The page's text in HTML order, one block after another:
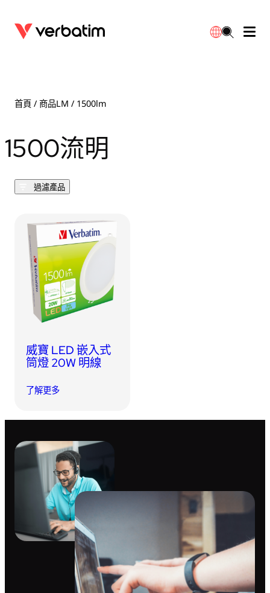
首頁 / 商品LM / 1500lm
1500流明
過濾產品
威寶 LED 嵌入式
筒燈 20W 明線
了解更多
BD-R/RE光碟
DVDR/RW光碟
固態硬盤
外置 SSD
內置 SSD
USB 隨身碟
讀卡器
配件
便攜式顯示器
HDMI 連接線
集線器和適配器
手提電腦支架
手機配件
藍牙追蹤器
同步和充電線
車用配件
便攜式風扇
旅行轉插
車用充電器
拖板/擴展插座
燈泡
筒燈
LED 驅動器
LED配件
保養
繁體中文